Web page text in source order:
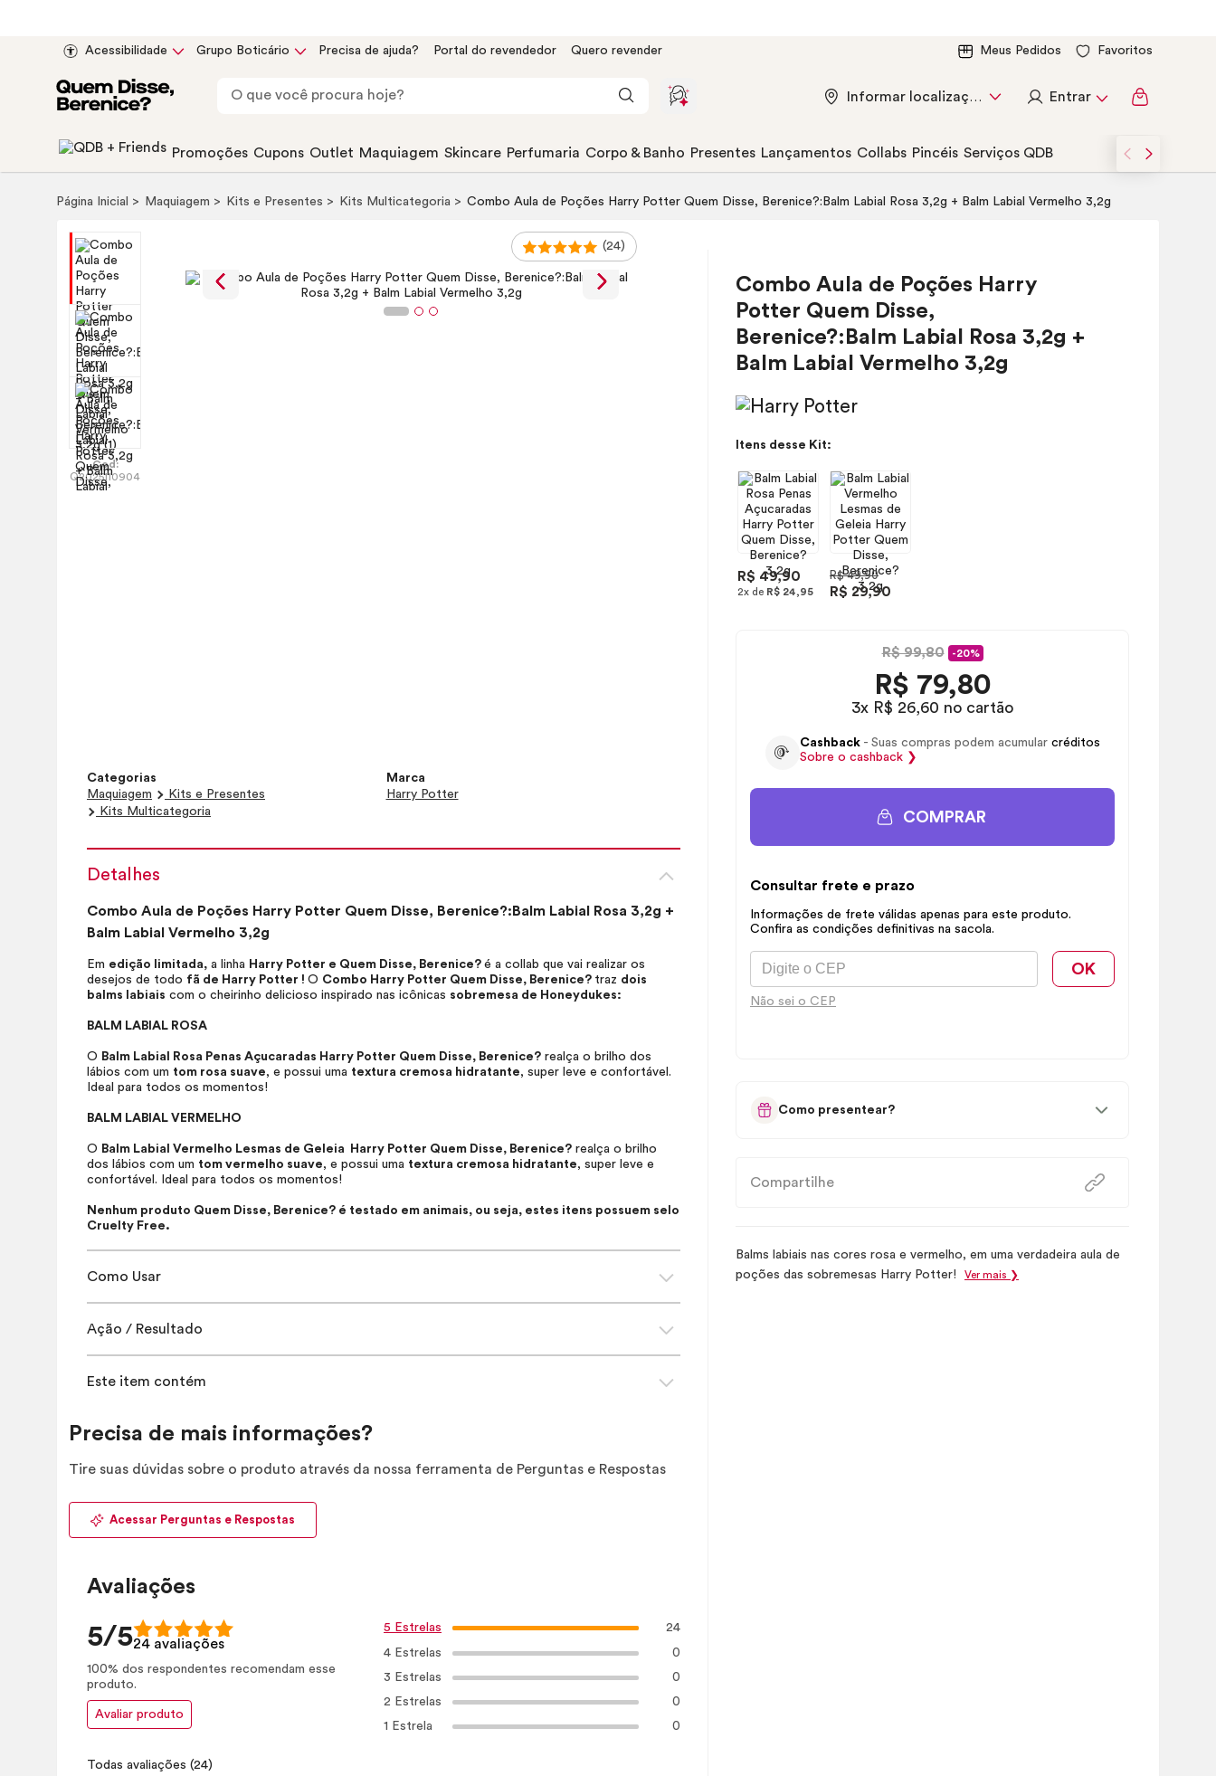
Acessibilidade Grupo Boticário Precisa de ajuda? Portal do revendedor Quero revender Meus Pedidos Favoritos
Informar localização Entrar
Promoções Cupons Outlet Maquiagem Skincare Perfumaria Corpo & Banho Presentes Lançamentos Collabs Pincéis Serviços QDB
Página Inicial Maquiagem Kits e Presentes Kits Multicategoria Combo Aula de Poções Harry Potter Quem Disse, Berenice?:Balm Labial Rosa 3,2g + Balm Labial Vermelho 3,2g
Combo Aula de Poções Harry
Potter Quem Disse,
Berenice?:Balm Labial Rosa 3,2g +
Balm Labial Vermelho 3,2g
Itens desse Kit:
R$ 49,90
2x de R$ 24,95
R$ 49,90
R$ 29,90
R$ 99,80 -20%
R$ 79,80
3x R$ 26,60 no cartão
Cashback- Suas compras podem acumular créditos
Sobre o cashback❯
COMPRAR
Consultar frete e prazo
Informações de frete válidas apenas para este produto.
Confira as condições definitivas na sacola.
OK
Não sei o CEP
Como presentear?
Compartilhe
Balms labiais nas cores rosa e vermelho, em uma verdadeira aula de
poções das sobremesas Harry Potter!
Ver mais ❯
(24)
Cod:
Q2025110904
Categorias
Maquiagem
Kits e Presentes
Kits Multicategoria
Marca
Harry Potter
Detalhes
Combo Aula de Poções Harry Potter Quem Disse, Berenice?:Balm Labial Rosa 3,2g +
Balm Labial Vermelho 3,2g
Em edição limitada, a linha Harry Potter e Quem Disse, Berenice? é a collab que vai realizar os
desejos de todo fã de Harry Potter ! O Combo Harry Potter Quem Disse, Berenice? traz dois
balms labiais com o cheirinho delicioso inspirado nas icônicas sobremesa de Honeydukes:
BALM LABIAL ROSA
O Balm Labial Rosa Penas Açucaradas Harry Potter Quem Disse, Berenice? realça o brilho dos
lábios com um tom rosa suave, e possui uma textura cremosa hidratante, super leve e confortável.
Ideal para todos os momentos!
BALM LABIAL VERMELHO
O Balm Labial Vermelho Lesmas de Geleia Harry Potter Quem Disse, Berenice? realça o brilho
dos lábios com um tom vermelho suave, e possui uma textura cremosa hidratante, super leve e
confortável. Ideal para todos os momentos!
Nenhum produto Quem Disse, Berenice? é testado em animais, ou seja, estes itens possuem selo
Cruelty Free.
Como Usar
Ação / Resultado
Este item contém
Precisa de mais informações?
Tire suas dúvidas sobre o produto através da nossa ferramenta de Perguntas e Respostas
Acessar Perguntas e Respostas
Avaliações
5/524 avaliações
100% dos respondentes recomendam esse
produto.
Avaliar produto
5 Estrelas 24
4 Estrelas
0
3 Estrelas
0
2 Estrelas
0
1 Estrela
0
Todas avaliações (24)